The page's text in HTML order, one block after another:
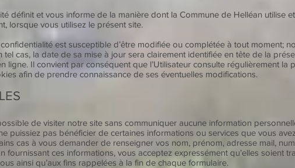
définit et vous informe de la manière dont la Commune de Helléan utilise
lorsque vous utilisez le présent site.
est susceptible d’être modifiée ou complétée à tout moment;
cas, la date de sa mise à jour sera clairement identifiée en tête de la
ligne. Il convient par conséquent que l’Utilisateur consulte régulièrement la
afin de prendre connaissance de ses éventuelles modifications.
de visiter notre site sans communiquer aucune information
puissiez pas bénéficier de certaines informations ou services que vous
cas à vous demander de renseigner vos nom, prénom, adresse mail,
fournissant ces informations, vous acceptez expressément qu’elles soient
ainsi qu’aux fins rappelées à la fin de chaque formulaire.